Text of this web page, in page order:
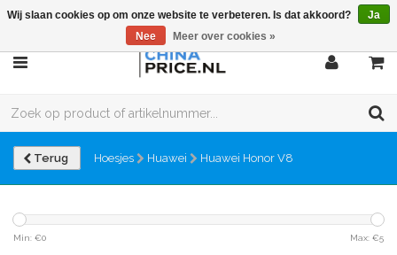
Terug Hoesjes Huawei Huawei Honor V8
Min: €0 Max: €5
Wij slaan cookies op om onze website te verbeteren. Is dat akkoord?
Ja
Nee
Meer over cookies »